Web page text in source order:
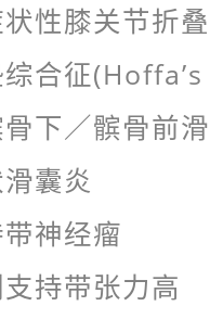
性膝关节折叠
合征
下／髌骨前
囊炎
神经瘤
持带张力高